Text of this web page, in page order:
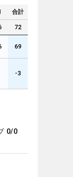
合計
72
69
-3
0/0